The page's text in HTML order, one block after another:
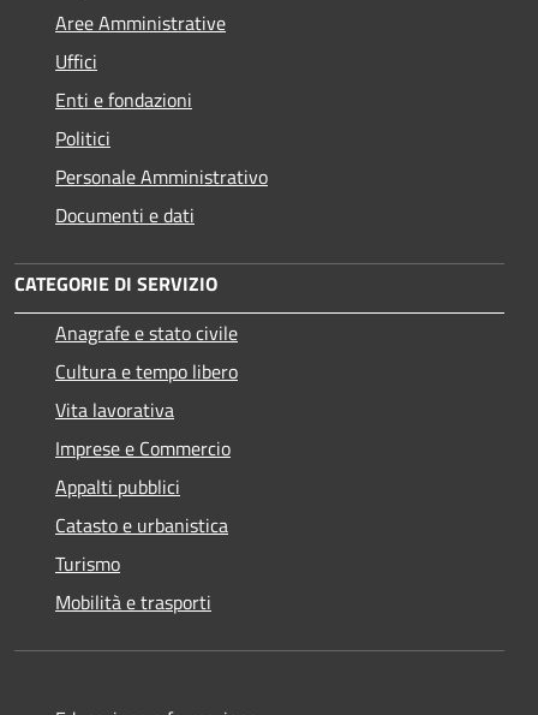
Aree Amministrative
Uffici
Enti e fondazioni
Politici
Personale Amministrativo
Documenti e dati
CATEGORIE DI SERVIZIO
Anagrafe e stato civile
Cultura e tempo libero
Vita lavorativa
Imprese e Commercio
Appalti pubblici
Catasto e urbanistica
Turismo
Mobilità e trasporti